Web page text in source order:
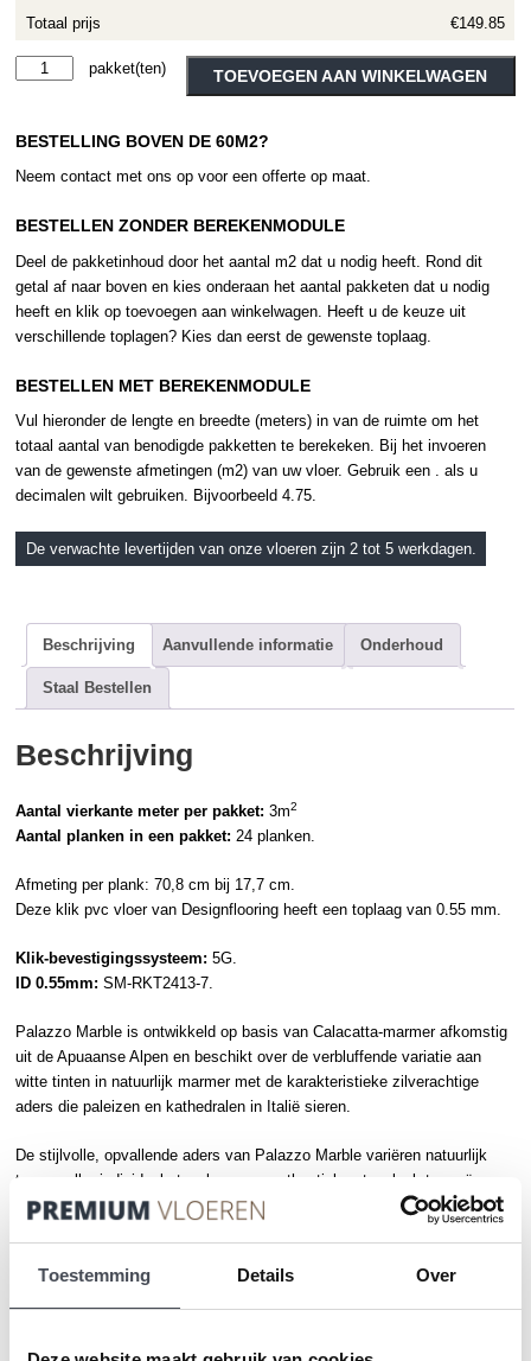
Toestemming Details Over
Totaal prijs €149.85
Designflooring
Gogh
Rigid
-
Marble
-
SM-
RKT2413-
aantal
TOEVOEGEN AAN WINKELWAGEN
Alternative:
BESTELLING BOVEN DE 60M2?
Neem contact met ons op voor een offerte op maat.
BESTELLEN ZONDER BEREKENMODULE
Deel de pakketinhoud door het aantal m2 dat u nodig heeft. Rond dit
getal af naar boven en kies onderaan het aantal pakketen dat u nodig
heeft en klik op toevoegen aan winkelwagen. Heeft u de keuze uit
verschillende toplagen? Kies dan eerst de gewenste toplaag.
BESTELLEN MET BEREKENMODULE
Vul hieronder de lengte en breedte (meters) in van de ruimte om het
totaal aantal van benodigde pakketten te berekeken. Bij het invoeren
van de gewenste afmetingen (m2) van uw vloer. Gebruik een . als u
decimalen wilt gebruiken. Bijvoorbeeld 4.75.
De verwachte levertijden van onze vloeren zijn 2 tot 5 werkdagen.
Beschrijving Aanvullende informatie Onderhoud
Staal Bestellen
Beschrijving
Aantal vierkante meter per pakket: 3m2
Aantal planken in een pakket: 24 planken.
Afmeting per plank: 70,8 cm bij 17,7 cm.
Deze klik pvc vloer van Designflooring heeft een toplaag van 0.55 mm.
Klik-bevestigingssysteem: 5G.
ID 0.55mm: SM-RKT2413-7.
Palazzo Marble is ontwikkeld op basis van Calacatta-marmer afkomstig
uit de Apuaanse Alpen en beschikt over de verbluffende variatie aan
witte tinten in natuurlijk marmer met de karakteristieke zilverachtige
aders die paleizen en kathedralen in Italië sieren.
De stijlvolle, opvallende aders van Palazzo Marble variëren natuurlijk
tussen elke individuele tegel om een authentieke
steenlook te creëren.
Je zou ook kunnen houden van …